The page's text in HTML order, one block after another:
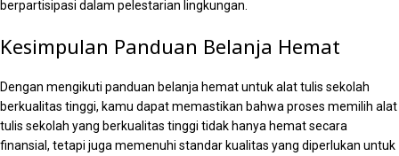
berpartisipasi dalam pelestarian lingkungan.
Kesimpulan Panduan Belanja Hemat
Dengan mengikuti panduan belanja hemat untuk alat tulis sekolah
berkualitas tinggi, kamu dapat memastikan bahwa proses memilih alat
tulis sekolah yang berkualitas tinggi tidak hanya hemat secara
finansial, tetapi juga memenuhi standar kualitas yang diperlukan untuk